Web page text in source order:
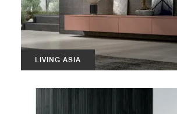
LIVING ASIA